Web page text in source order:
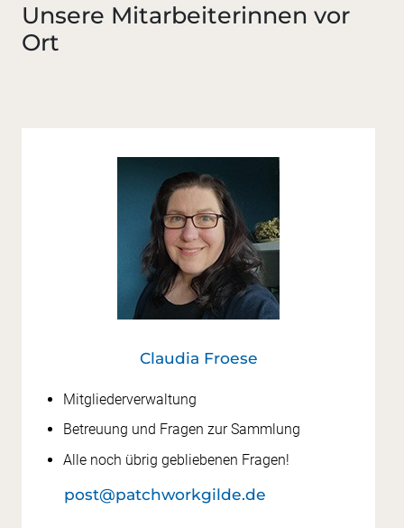
Unsere Mitarbeiterinnen vor
Ort
Claudia Froese
Mitgliederverwaltung
Betreuung und Fragen zur Sammlung
Alle noch übrig gebliebenen Fragen!
post@patchworkgilde.de